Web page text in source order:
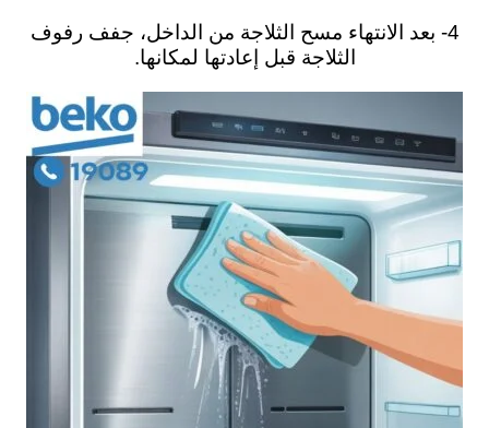
4- بعد الانتهاء مسح الثلاجة من الداخل، جفف رفوف
الثلاجة قبل إعادتها لمكانها.